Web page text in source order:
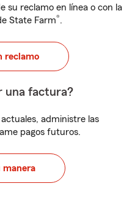
su reclamo en línea o con la
State Farm®.
reclamo
una factura?
administre las
pagos futuros.
manera